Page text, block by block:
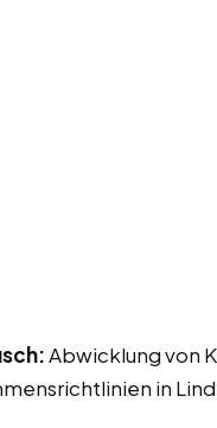
Abwicklung von
in